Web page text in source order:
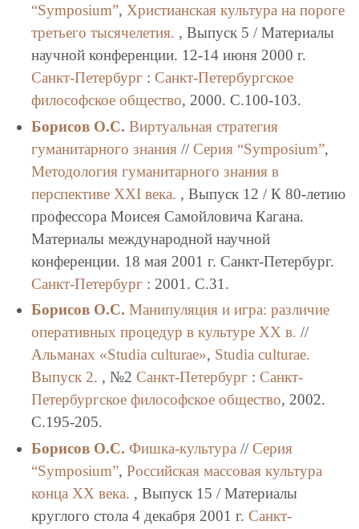
“Symposium”, Христианская культура на пороге
третьего тысячелетия. , Выпуск 5 / Материалы
научной конференции. 12-14 июня 2000 г.
Санкт-Петербург: Санкт-Петербургское
философское общество, 2000. C.100-103.
Борисов О.С. Виртуальная стратегия
гуманитарного знания// Серия “Symposium”,
Методология гуманитарного знания в
перспективе XXI века. , Выпуск 12 / К 80-летию
профессора Моисея Самойловича Кагана.
Материалы международной научной
конференции. 18 мая 2001 г. Санкт-Петербург.
Санкт-Петербург: 2001. C.31.
Борисов О.С. Манипуляция и игра: различие
оперативных процедур в культуре XX в. //
Альманах «Studia culturae», Studia culturae.
Выпуск 2. , №2 Санкт-Петербург: Санкт-
Петербургское философское общество, 2002.
C.195-205.
Борисов О.С. Фишка-культура // Серия
“Symposium”, Российская массовая культура
конца XX века. , Выпуск 15 / Материалы
круглого стола 4 декабря 2001 г. Санкт-